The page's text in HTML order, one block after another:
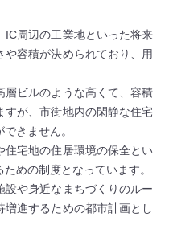
IC周辺の工業地といった将来
容積が決められており、用
層ビルのような高くて、容積
すが、市街地内の閑静な住宅
きません。
住宅地の住居環境の保全とい
めの制度となっています。
設や身近なまちづくりのルー
進するための都市計画とし